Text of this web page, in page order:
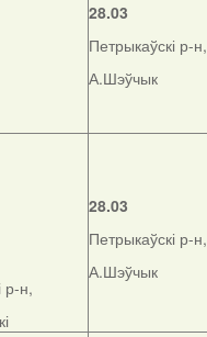
28.03
Петрыкаўскі р-н,
А.Шэўчык
р-н,
28.03
Петрыкаўскі р-н,
А.Шэўчык